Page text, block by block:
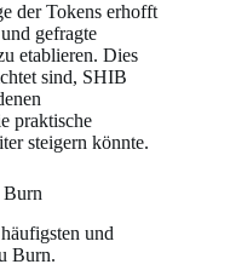
der Tokens erhofft
gefragte
etablieren. Dies
sind, SHIB
praktische
steigern könnte.
Burn
und
Burn.